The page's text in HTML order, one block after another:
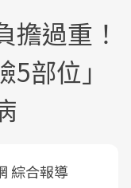
擔過重！
部位」
綜合報導